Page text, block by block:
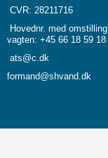
CVR: 28211716
Hovednr. med omstilling
vagten: +45 66 18 59 18
ats@c.dk
formand@shvand.dk